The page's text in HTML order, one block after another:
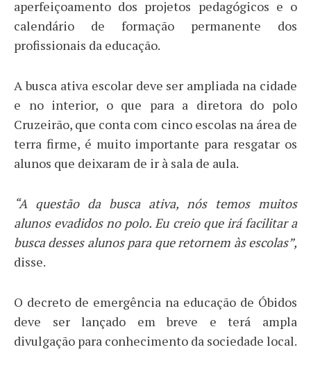
aperfeiçoamento dos projetos pedagógicos e o
calendário de formação permanente dos
profissionais da educação.
A busca ativa escolar deve ser ampliada na cidade
e no interior, o que para a diretora do polo
Cruzeirão, que conta com cinco escolas na área de
terra firme, é muito importante para resgatar os
alunos que deixaram de ir à sala de aula.
“A questão da busca ativa, nós temos muitos
alunos evadidos no polo. Eu creio que irá facilitar a
busca desses alunos para que retornem às escolas”,
disse.
O decreto de emergência na educação de Óbidos
deve ser lançado em breve e terá ampla
divulgação para conhecimento da sociedade local.